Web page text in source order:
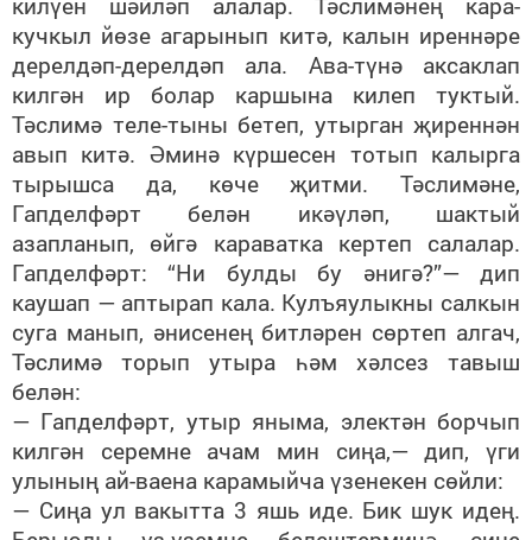
кучкыл йөзе агарынып китә, калын иреннәре
дерелдәп-дерелдәп ала. Ава-түнә аксаклап
килгән ир болар каршына килеп туктый.
Тәслимә теле-тыны бетеп, утырган җиреннән
авып китә. Әминә күршесен тотып калырга
тырышса да, көче җитми. Тәслимәне,
Гапделфәрт белән икәүләп, шактый
азапланып, өйгә караватка кертеп салалар.
Гапделфәрт: “Ни булды бу әнигә?”— дип
каушап — аптырап кала. Кулъяулыкны салкын
суга манып, әнисенең битләрен сөртеп алгач,
Тәслимә торып утыра һәм хәлсез тавыш
белән:
— Гапделфәрт, утыр яныма, электән борчып
килгән серемне ачам мин сиңа,— дип, үги
улының ай-ваена карамыйча үзенекен сөйли:
— Сиңа ул вакытта 3 яшь иде. Бик шук идең.